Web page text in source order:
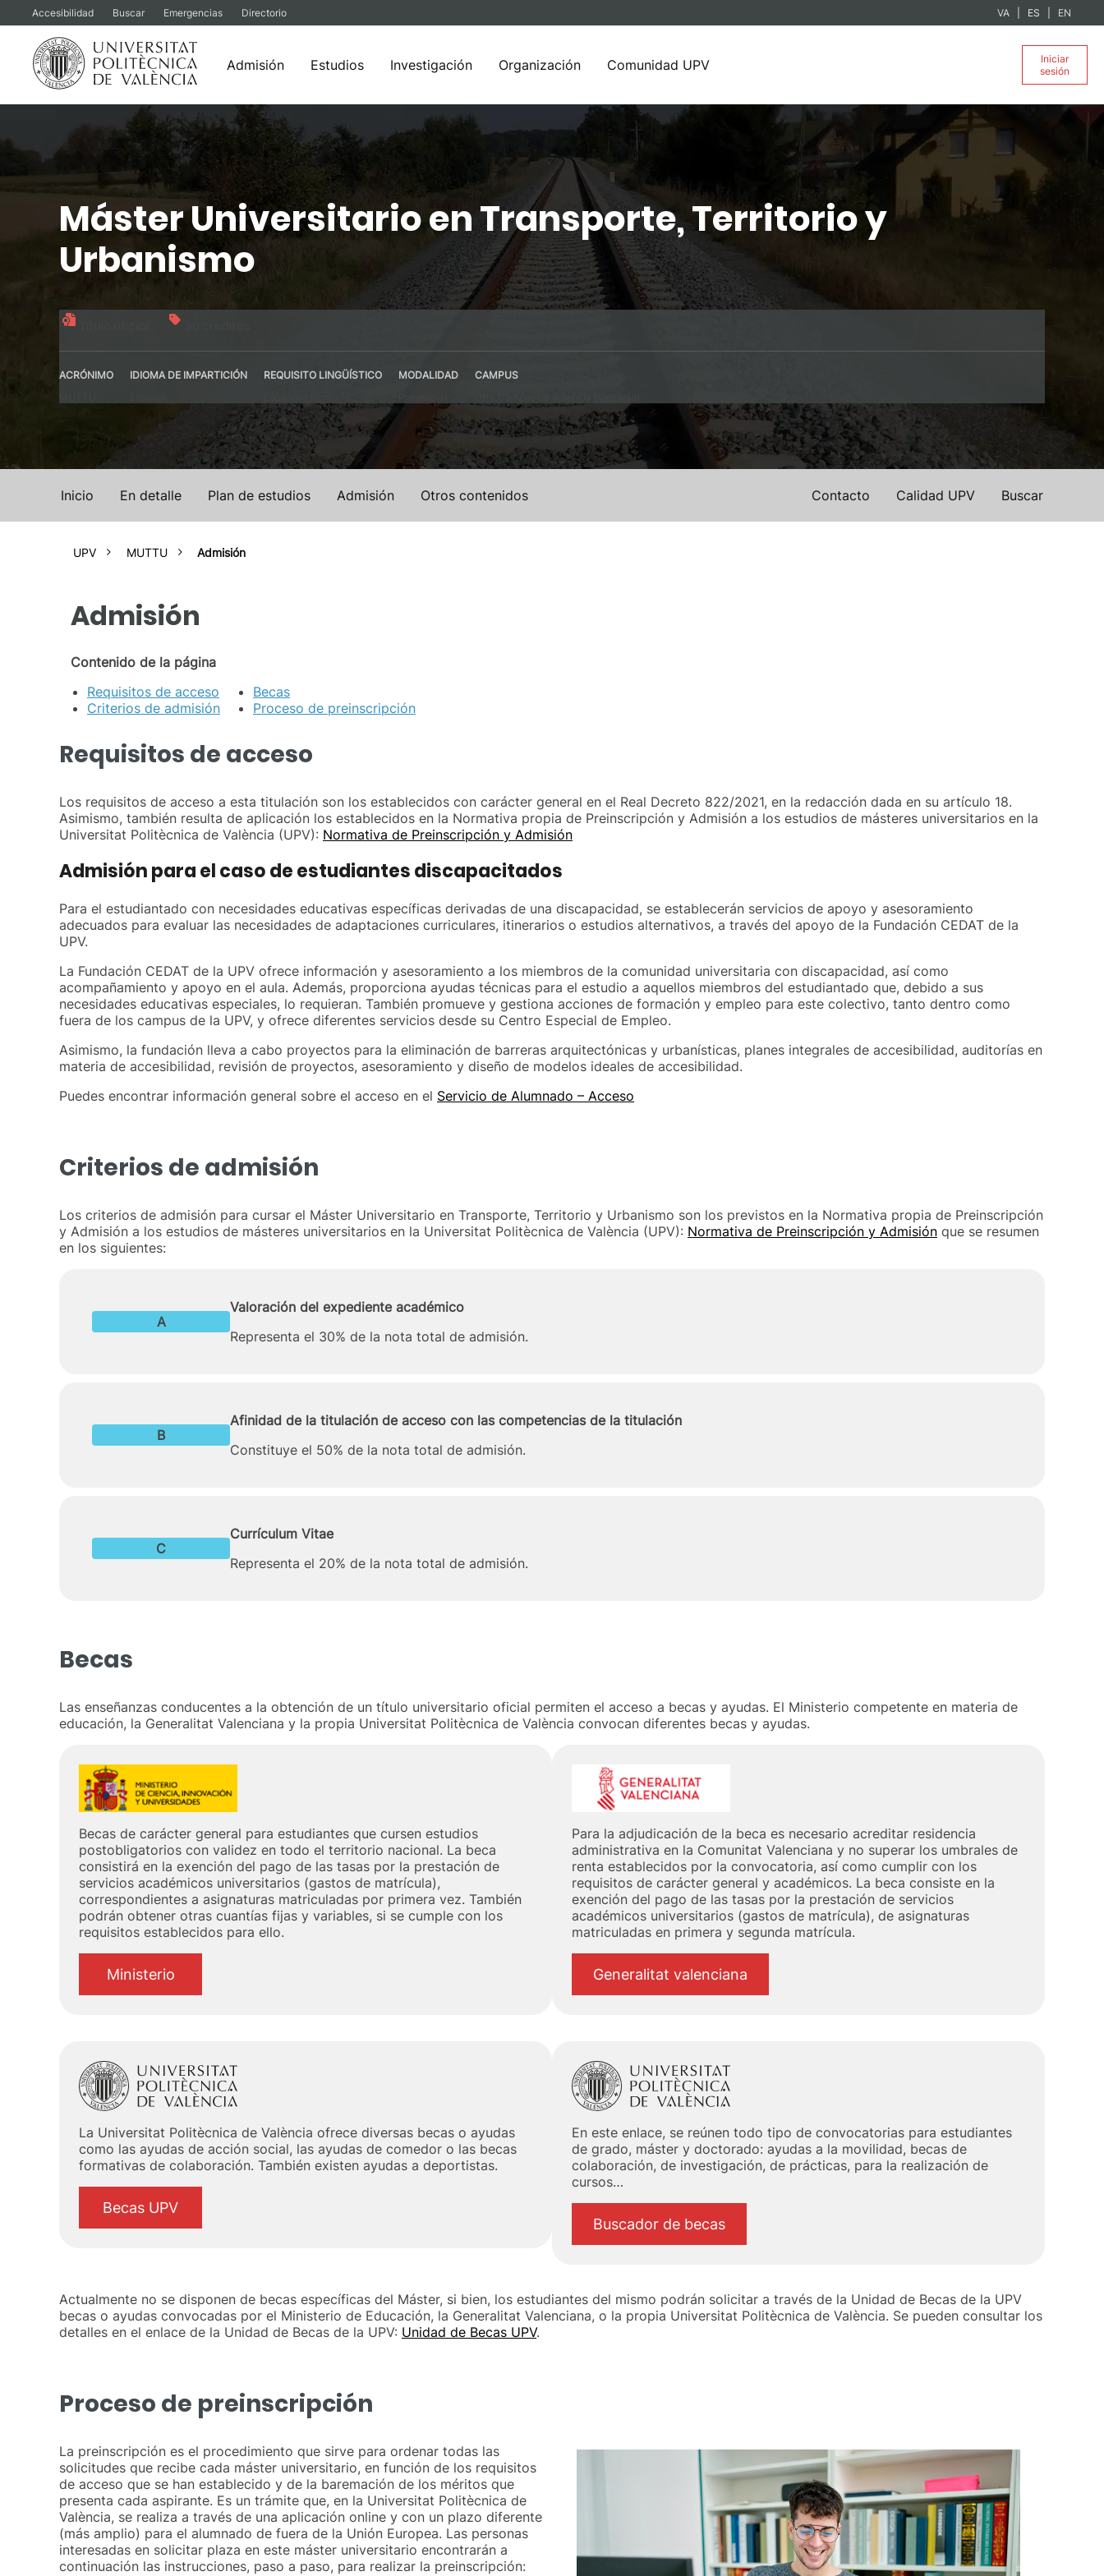
Accesibilidad Buscar Emergencias Directorio VA ES EN
Admisión Estudios Investigación Organización Comunidad UPV
Iniciar
sesión
contenido
Máster Universitario en Transporte, Territorio y
Urbanismo
ACRÓNIMO
IDIOMA DE IMPARTICIÓN
REQUISITO LINGÜÍSTICO
MODALIDAD
CAMPUS
Inicio En detalle Plan de estudios Admisión Otros contenidos Buscar
Calidad UPV
Contacto
UPV MUTTU Admisión
Admisión
Contenido de la página
Requisitos de acceso
Criterios de admisión
Becas
Proceso de preinscripción
Requisitos de acceso
Los requisitos de acceso a esta titulación son los establecidos con carácter general en el Real Decreto 822/2021, en la redacción dada en su artículo 18.
Asimismo, también resulta de aplicación los establecidos en la Normativa propia de Preinscripción y Admisión a los estudios de másteres universitarios en la
Universitat Politècnica de València (UPV): Normativa de Preinscripción y Admisión
Admisión para el caso de estudiantes discapacitados
Para el estudiantado con necesidades educativas específicas derivadas de una discapacidad, se establecerán servicios de apoyo y asesoramiento
adecuados para evaluar las necesidades de adaptaciones curriculares, itinerarios o estudios alternativos, a través del apoyo de la Fundación CEDAT de la
UPV.
La Fundación CEDAT de la UPV ofrece información y asesoramiento a los miembros de la comunidad universitaria con discapacidad, así como
acompañamiento y apoyo en el aula. Además, proporciona ayudas técnicas para el estudio a aquellos miembros del estudiantado que, debido a sus
necesidades educativas especiales, lo requieran. También promueve y gestiona acciones de formación y empleo para este colectivo, tanto dentro como
fuera de los campus de la UPV, y ofrece diferentes servicios desde su Centro Especial de Empleo.
Asimismo, la fundación lleva a cabo proyectos para la eliminación de barreras arquitectónicas y urbanísticas, planes integrales de accesibilidad, auditorías en
materia de accesibilidad, revisión de proyectos, asesoramiento y diseño de modelos ideales de accesibilidad.
Puedes encontrar información general sobre el acceso en el Servicio de Alumnado – Acceso
Criterios de admisión
Los criterios de admisión para cursar el Máster Universitario en Transporte, Territorio y Urbanismo son los previstos en la Normativa propia de Preinscripción
y Admisión a los estudios de másteres universitarios en la Universitat Politècnica de València (UPV): Normativa de Preinscripción y Admisión que se resumen
en los siguientes:
A
Valoración del expediente académico
Representa el 30% de la nota total de admisión.
B
Afinidad de la titulación de acceso con las competencias de la titulación
Constituye el 50% de la nota total de admisión.
C
Currículum Vitae
Representa el 20% de la nota total de admisión.
Becas
Las enseñanzas conducentes a la obtención de un título universitario oficial permiten el acceso a becas y ayudas. El Ministerio competente en materia de
educación, la Generalitat Valenciana y la propia Universitat Politècnica de València convocan diferentes becas y ayudas.
Becas de carácter general para estudiantes que cursen estudios
postobligatorios con validez en todo el territorio nacional. La beca
consistirá en la exención del pago de las tasas por la prestación de
servicios académicos universitarios (gastos de matrícula),
correspondientes a asignaturas matriculadas por primera vez. También
podrán obtener otras cuantías fijas y variables, si se cumple con los
requisitos establecidos para ello.
Ministerio
Para la adjudicación de la beca es necesario acreditar residencia
administrativa en la Comunitat Valenciana y no superar los umbrales de
renta establecidos por la convocatoria, así como cumplir con los
requisitos de carácter general y académicos. La beca consiste en la
exención del pago de las tasas por la prestación de servicios
académicos universitarios (gastos de matrícula), de asignaturas
matriculadas en primera y segunda matrícula.
Generalitat valenciana
La Universitat Politècnica de València ofrece diversas becas o ayudas
como las ayudas de acción social, las ayudas de comedor o las becas
formativas de colaboración. También existen ayudas a deportistas.
Becas UPV
En este enlace, se reúnen todo tipo de convocatorias para estudiantes
de grado, máster y doctorado: ayudas a la movilidad, becas de
colaboración, de investigación, de prácticas, para la realización de
cursos…
Buscador de becas
Actualmente no se disponen de becas específicas del Máster, si bien, los estudiantes del mismo podrán solicitar a través de la Unidad de Becas de la UPV
becas o ayudas convocadas por el Ministerio de Educación, la Generalitat Valenciana, o la propia Universitat Politècnica de València. Se pueden consultar los
detalles en el enlace de la Unidad de Becas de la UPV: Unidad de Becas UPV.
Proceso de preinscripción
La preinscripción es el procedimiento que sirve para ordenar todas las
solicitudes que recibe cada máster universitario, en función de los requisitos
de acceso que se han establecido y de la baremación de los méritos que
presenta cada aspirante. Es un trámite que, en la Universitat Politècnica de
València, se realiza a través de una aplicación online y con un plazo diferente
(más amplio) para el alumnado de fuera de la Unión Europea. Las personas
interesadas en solicitar plaza en este máster universitario encontrarán a
continuación las instrucciones, paso a paso, para realizar la preinscripción: